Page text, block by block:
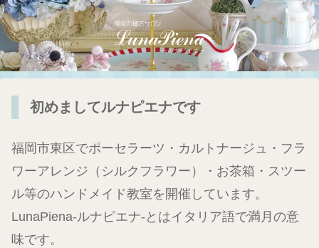
初めましてルナピエナです
福岡市東区でポーセラーツ・カルトナージュ・フラ
ワーアレンジ（シルクフラワー）・お茶箱・スツー
ル等のハンドメイド教室を開催しています。
LunaPiena-ルナピエナ-とはイタリア語で満月の意
味です。